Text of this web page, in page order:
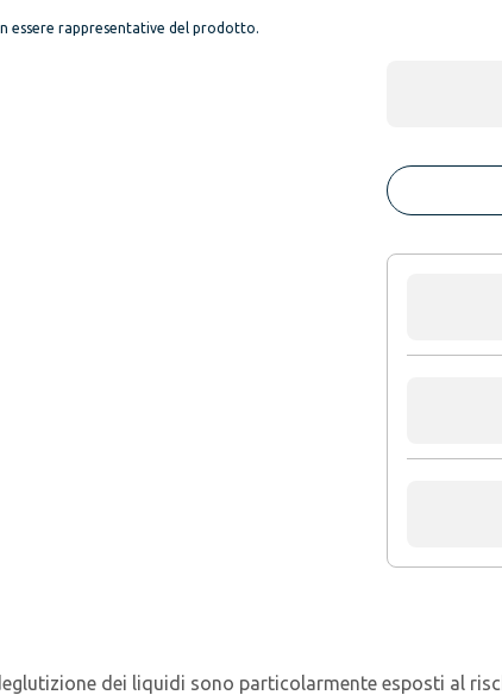
essere rappresentative del prodotto.
dei liquidi sono particolarmente esposti al